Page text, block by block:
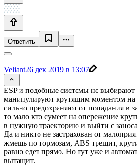
Ответить
Veliant26 дек 2019 в 13:07
ESP и подобные системы не выбирают
манипулируют крутящим моментом на
сильно предохраняют от попадания в
то мало кто сумеет на опережение
в нужную траекторию и выйти с
Да и никто не застрахован от
жмешь по тормозам, ABS трещит,
равно едет прямо. Но тут уже и
вытащит.